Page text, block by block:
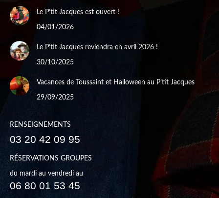
Le P’tit Jacques est ouvert !
04/01/2026
Le P’tit Jacques reviendra en avril 2026 !
30/10/2025
Vacances de Toussaint et Halloween au P’tit Jacques
29/09/2025
RENSEIGNEMENTS
03 20 42 09 95
RÉSERVATIONS GROUPES
du mardi au vendredi au
06 80 01 53 45